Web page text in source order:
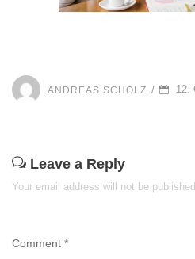
ANDREAS.SCHOLZ / 12.
Leave a Reply
Your email address will not be
Comment *